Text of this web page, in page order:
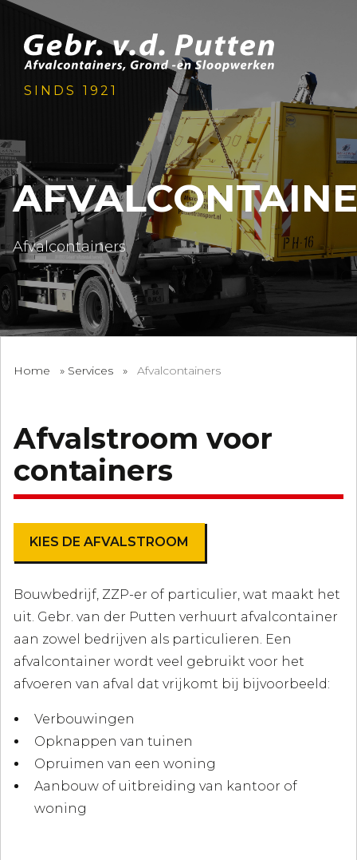
SINDS 1921
Afvalcontainers
Home » Services » Afvalcontainers
Afvalstroom voor
containers
KIES DE AFVALSTROOM
Bouwbedrijf, ZZP-er of particulier, wat maakt het
uit. Gebr. van der Putten verhuurt afvalcontainer
aan zowel bedrijven als particulieren. Een
afvalcontainer wordt veel gebruikt voor het
afvoeren van afval dat vrijkomt bij bijvoorbeeld:
Verbouwingen
Opknappen van tuinen
Opruimen van een woning
Aanbouw of uitbreiding van kantoor of
woning